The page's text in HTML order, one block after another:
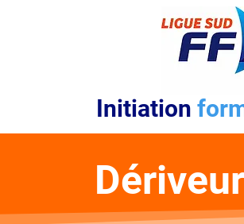
Initiation